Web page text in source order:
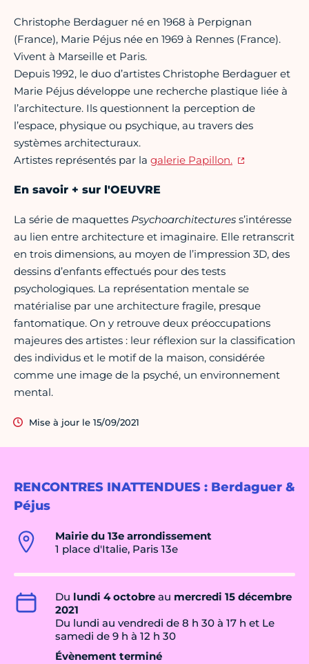
RENCONTRES INATTENDUES : Berdaguer &
Péjus
Mairie du 13e arrondissement
1 place d'Italie, Paris 13e
Du lundi 4 octobre au mercredi 15 décembre
2021
Du lundi au vendredi de 8 h 30 à 17 h et Le
samedi de 9 h à 12 h 30
Évènement terminé
Christophe Berdaguer né en 1968 à Perpignan
(France), Marie Péjus née en 1969 à Rennes (France).
Vivent à Marseille et Paris.
Depuis 1992, le duo d’artistes Christophe Berdaguer et
Marie Péjus développe une recherche plastique liée à
l’architecture. Ils questionnent la perception de
l’espace, physique ou psychique, au travers des
systèmes architecturaux.
Artistes représentés par la galerie Papillon.
En savoir + sur l'OEUVRE
La série de maquettes Psychoarchitectures s’intéresse
au lien entre architecture et imaginaire. Elle retranscrit
en trois dimensions, au moyen de l’impression 3D, des
dessins d’enfants effectués pour des tests
psychologiques. La représentation mentale se
matérialise par une architecture fragile, presque
fantomatique. On y retrouve deux préoccupations
majeures des artistes : leur réflexion sur la classification
des individus et le motif de la maison, considérée
comme une image de la psyché, un environnement
mental.
Mise à jour le 15/09/2021